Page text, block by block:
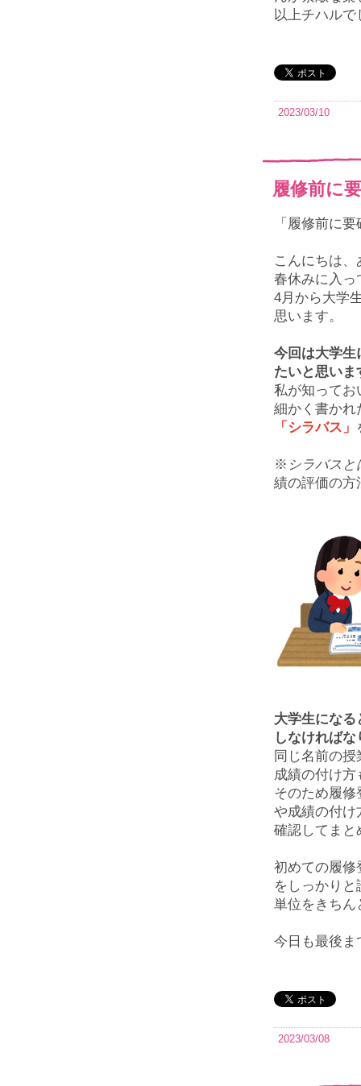
以上チハルで
2023/03/10
履修前に
「履修前に
こんにちは
春休みに入っ
4月から大学
思います。
今回は大学生
たいと思いま
私が知ってお
細かく書かれ
「シラバス」
※ シラバスと
績の評価の方
大学生になる
しなければ
同じ名前の
成績の付け方
そのため履
や成績の付け
確認してまと
初めての履修
をしっかりと
単位をきちん
今日も最後ま
2023/03/08